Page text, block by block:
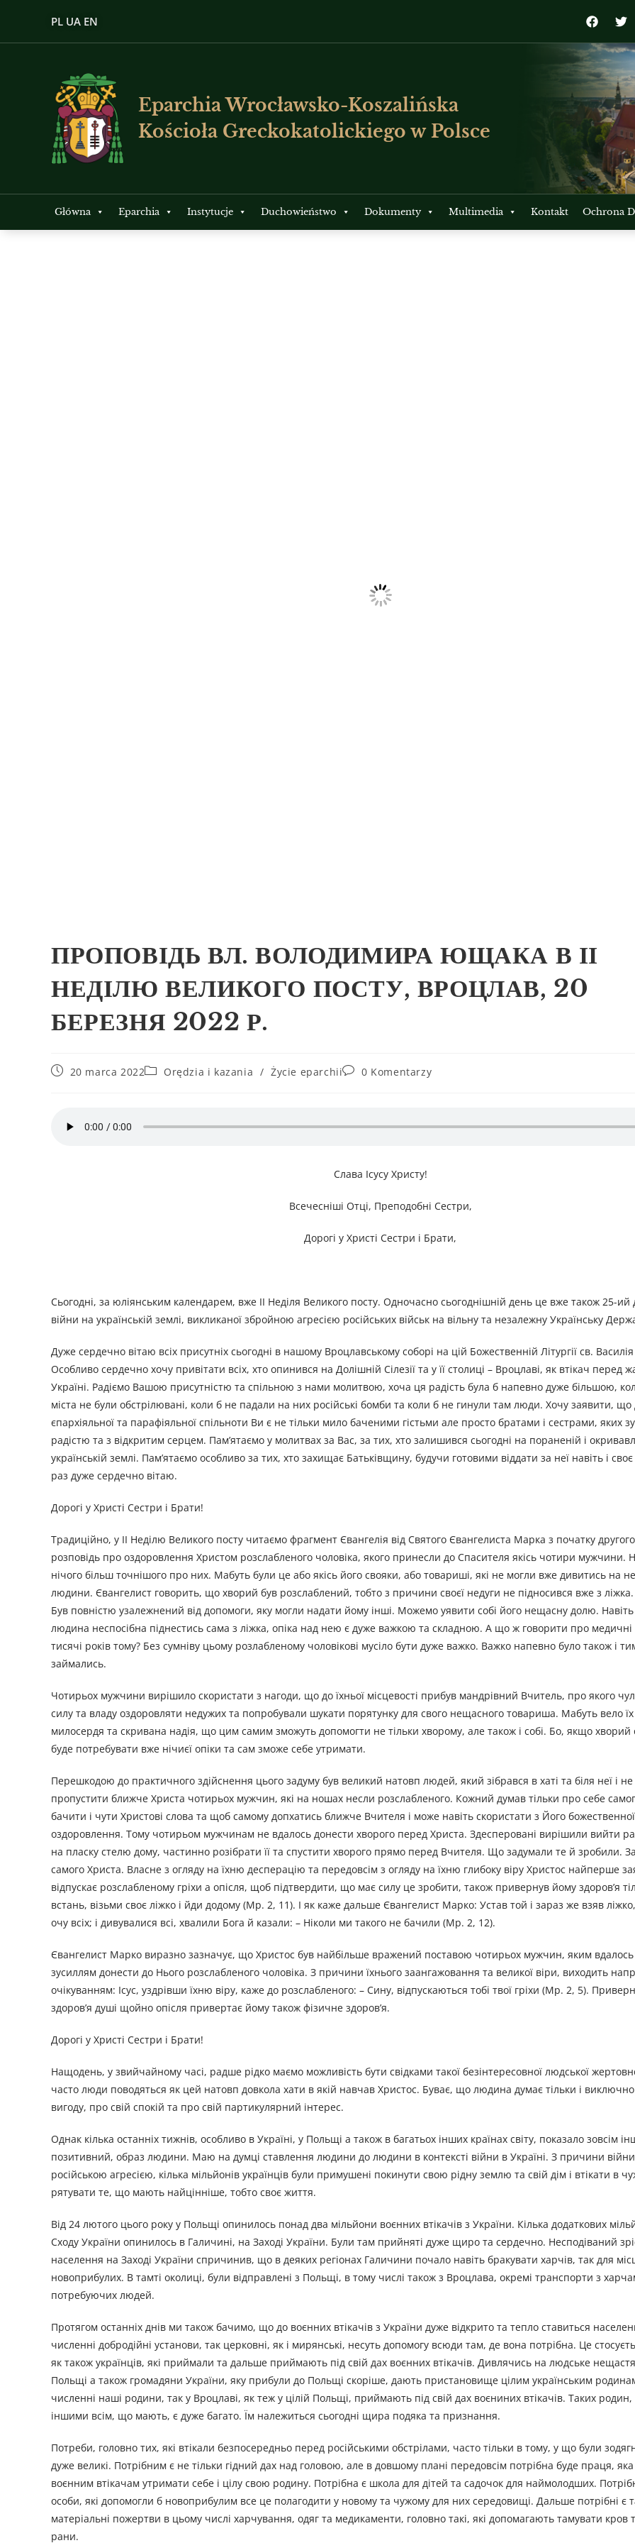
PL UA EN
Eparchia Wrocławsko-Koszalińska
Kościoła Greckokatolickiego w Polsce
Główna Eparchia Instytucje Duchowieństwo Dokumenty Multimedia Kontakt Ochrona
ПРОПОВІДЬ ВЛ. ВОЛОДИМИРА ЮЩАКА В ІІ
НЕДІЛЮ ВЕЛИКОГО ПОСТУ, ВРОЦЛАВ, 20
БЕРЕЗНЯ 2022 Р.
20 marca 2022 Orędzia i kazania / Życie eparchii 0 Komentarzy
Слава Ісусу Христу!
Всечесніші Отці, Преподобні Сестри,
Дорогі у Христі Сестри і Брати,
Сьогодні, за юліянським календарем, вже ІІ Неділя Великого посту. Одночасно сьогоднішній день це вже також 25-ий
війни на українській землі, викликаної збройною агресією російських військ на вільну та незалежну Українську
Дуже сердечно вітаю всіх присутніх сьогодні в нашому Вроцлавському соборі на цій Божественній Літургії св.
Особливо сердечно хочу привітати всіх, хто опинився на Долішній Сілезії та у її столиці – Вроцлаві, як втікач перед
Україні. Радіємо Вашою присутністю та спільною з нами молитвою, хоча ця радість була б напевно дуже більшою,
міста не були обстрілювані, коли б не падали на них російські бомби та коли б не гинули там люди. Хочу заявити, що
єпархіяльної та парафіяльної спільноти Ви є не тільки мило баченими гістьми але просто братами і сестрами, яких
радістю та з відкритим серцем. Пам’ятаємо у молитвах за Вас, за тих, хто залишився сьогодні на пораненій і
українській землі. Пам’ятаємо особливо за тих, хто захищає Батьківщину, будучи готовими віддати за неї навіть і
раз дуже сердечно вітаю.
Дорогі у Христі Сестри і Брати!
Традиційно, у ІІ Неділю Великого посту читаємо фрагмент Євангелія від Святого Євангелиста Марка з початку
розповідь про оздоровлення Христом розслабленого чоловіка, якого принесли до Спасителя якісь чотири мужчини.
нічого більш точнішого про них. Мабуть були це або якісь його свояки, або товариші, які не могли вже дивитись на
людини. Євангелист говорить, що хворий був розслаблений, тобто з причини своєї недуги не підносився вже з
Був повністю узалежнений від допомоги, яку могли надати йому інші. Можемо уявити собі його нещасну долю. Навіть
людина неспосібна піднестись сама з ліжка, опіка над нею є дуже важкою та складною. А що ж говорити про медичні
тисячі років тому? Без сумніву цьому розлабленому чоловікові мусіло бути дуже важко. Важко напевно було також і
займались.
Чотирьох мужчини вирішило скористати з нагоди, що до їхньої місцевості прибув мандрівний Вчитель, про якого
силу та владу оздоровляти недужих та попробували шукати порятунку для свого нещасного товариша. Мабуть вело їх
милосердя та скривана надія, що цим самим зможуть допомогти не тільки хворому, але також і собі. Бо, якщо хворий
буде потребувати вже нічиєї опіки та сам зможе себе утримати.
Перешкодою до практичного здійснення цього задуму був великий натовп людей, який зібрався в хаті та біля неї і не
пропустити ближче Христа чотирьох мужчин, які на ношах несли розслабленого. Кожний думав тільки про себе
бачити і чути Христові слова та щоб самому допхатись ближче Вчителя і може навіть скористати з Його
оздоровлення. Тому чотирьом мужчинам не вдалось донести хворого перед Христа. Здесперовані вирішили вийти
на пласку стелю дому, частинно розібрати її та спустити хворого прямо перед Вчителя. Що задумали те й зробили.
самого Христа. Власне з огляду на їхню десперацію та передовсім з огляду на їхню глибоку віру Христос найперше
відпускає розслабленому гріхи а опісля, щоб підтвердити, що має силу це зробити, також привернув йому здоров’я
встань, візьми своє ліжко і йди додому (Мр. 2, 11). І як каже дальше Євангелист Марко: Устав той і зараз же взяв
очу всіх; і дивувалися всі, хвалили Бога й казали: – Ніколи ми такого не бачили (Мр. 2, 12).
Євангелист Марко виразно зазначує, що Христос був найбільше вражений поставою чотирьох мужчин, яким
зусиллям донести до Нього розслабленого чоловіка. З причини їхнього заангажовання та великої віри, виходить
очікуванням: Ісус, уздрівши їхню віру, каже до розслабленого: – Сину, відпускаються тобі твої гріхи (Мр. 2, 5).
здоров’я душі щойно опісля привертає йому також фізичне здоров’я.
Дорогі у Христі Сестри і Брати!
Нащодень, у звийчайному часі, радше рідко маємо можливість бути свідками такої безінтересовної людської
часто люди поводяться як цей натовп довкола хати в якій навчав Христос. Буває, що людина думає тільки і
вигоду, про свій спокій та про свій партикулярний інтерес.
Однак кілька останніх тижнів, особливо в Україні, у Польщі а також в багатьох інших країнах світу, показало зовсім
позитивний, образ людини. Маю на думці ставлення людини до людини в контексті війни в Україні. З причини
російською агресією, кілька мільйонів українців були примушені покинути свою рідну землю та свій дім і втікати в
рятувати те, що мають найцінніше, тобто своє життя.
Від 24 лютого цього року у Польщі опинилось понад два мільйони воєнних втікачів з України. Кілька додаткових
Сходу України опинилось в Галичині, на Заході України. Були там прийняті дуже щиро та сердечно. Несподіваний
населення на Заході України спричинив, що в деяких регіонах Галичини почало навіть бракувати харчів, так для
новоприбулих. В тамті околиці, були відправлені з Польщі, в тому числі також з Вроцлава, окремі транспорти з
потребуючих людей.
Протягом останніх днів ми також бачимо, що до воєнних втікачів з України дуже відкрито та тепло ставиться
численні добродійні установи, так церковні, як і мирянські, несуть допомогу всюди там, де вона потрібна. Це
як також українців, які приймали та дальше приймають під свій дах воєнних втікачів. Дивлячись на людське
Польщі а також громадяни України, яку прибули до Польщі скоріше, дають пристановище цілим українським
численні наші родини, так у Вроцлаві, як теж у цілій Польщі, приймають під свій дах воєниних втікачів. Таких родин,
іншими всім, що мають, є дуже багато. Їм належиться сьогодні щира подяка та признання.
Потреби, головно тих, які втікали безпосередньо перед російськими обстрілами, часто тільки в тому, у що були
дуже великі. Потрібним є не тільки гідний дах над головою, але в довшому плані передовсім потрібна буде праця,
воєнним втікачам утримати себе і цілу свою родину. Потрібна є школа для дітей та садочок для наймолодших.
особи, які допомогли б новоприбулим все це полагодити у новому та чужому для них середовищі. Дальше потрібні є
матеріальні пожертви в цьому числі харчування, одяг та медикаменти, головно такі, які допомагають тамувати кров
рани.